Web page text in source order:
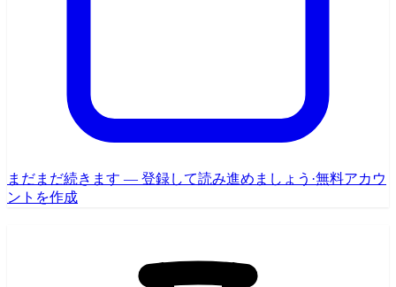
まだまだ続きます — 登録して読み進めましょう ·無料アカウ
ントを作成